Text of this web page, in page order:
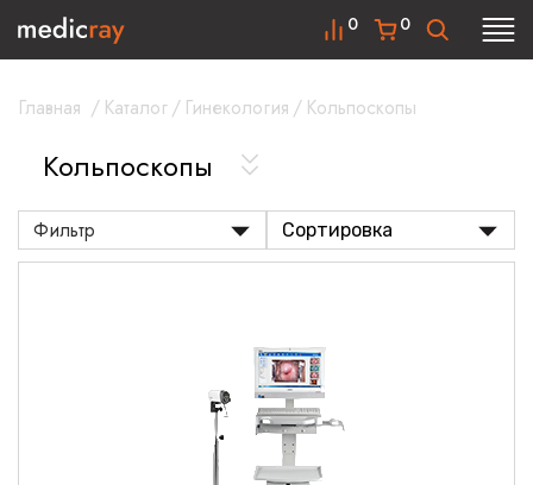
0
0
Главная / Каталог/ Гинекология / Кольпоскопы
Кольпоскопы
Фильтр Сортировка